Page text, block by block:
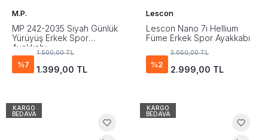
M.P.
MP 242-2035 Siyah Günlük
Yürüyüş Erkek Spor
Ayakkabı
%7
1.500,00 TL
1.399,00 TL
Lescon
Lescon Nano 7ı Hellium
Füme Erkek Spor Ayakkabı
%2
3.050,00 TL
2.999,00 TL
KARGO
BEDAVA
KARGO
BEDAVA